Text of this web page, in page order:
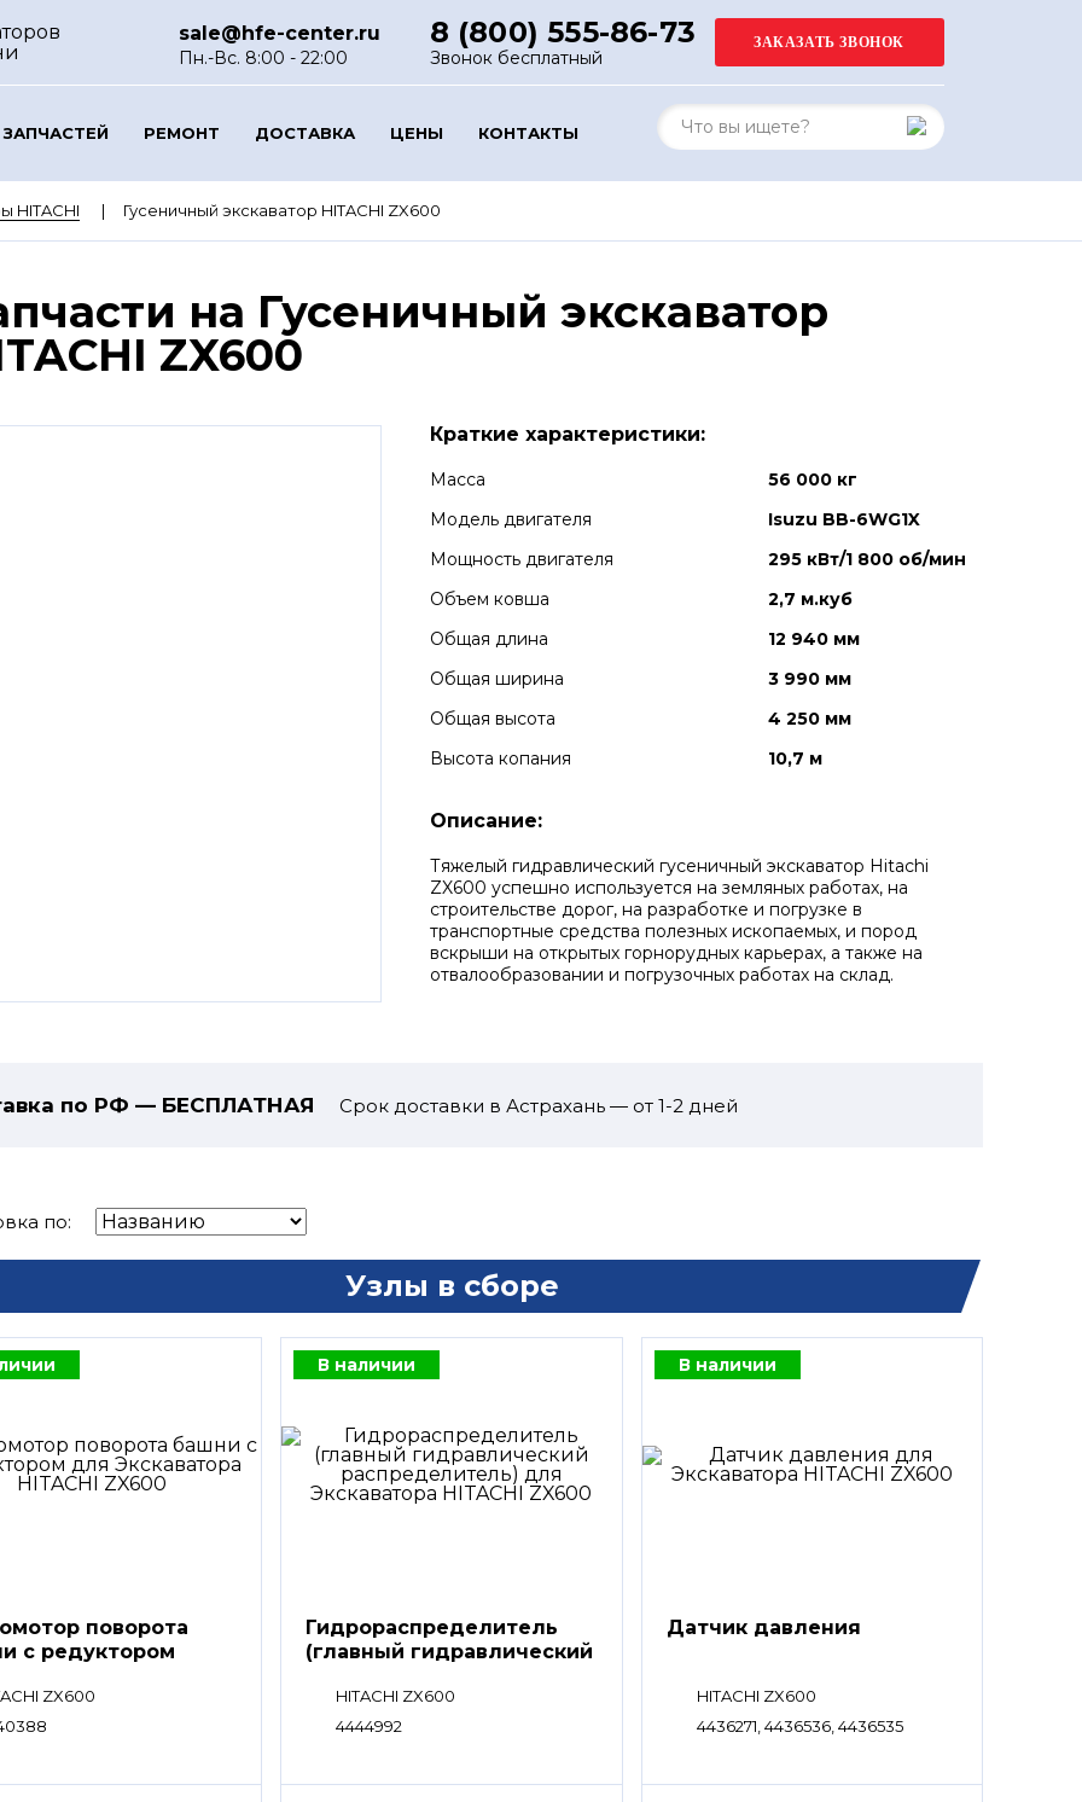
sale@hfe-center.ru
Пн.-Вс. 8:00 - 22:00
8 (800) 555-86-73
Звонок бесплатный
РЕМОНТ ДОСТАВКА ЦЕНЫ КОНТАКТЫ
HITACHI Гусеничный экскаватор HITACHI ZX600
на Гусеничный экскаватор
ZX600
Краткие характеристики:
Масса
56 000 кг
Модель двигателя
Isuzu BB-6WG1X
Мощность двигателя
295 кВт/1 800 об/мин
Объем ковша
2,7 м.куб
Общая длина
12 940 мм
Общая ширина
3 990 мм
Общая высота
4 250 мм
Высота копания
10,7 м
Описание:
Тяжелый гидравлический гусеничный экскаватор Hitachi
ZX600 успешно используется на земляных работах, на
строительстве дорог, на разработке и погрузке в
транспортные средства полезных ископаемых, и пород
вскрыши на открытых горнорудных карьерах, а также на
отвалообразовании и погрузочных работах на склад.
по РФ — БЕСПЛАТНАЯ Срок доставки в Астрахань — от 1-2 дней
по:
Узлы в сборе
поворота
с редуктором
ZX600
В наличии
Гидрораспределитель
(главный гидравлический
HITACHI ZX600
4444992
В наличии
Датчик давления
HITACHI ZX600
4436271, 4436536, 4436535